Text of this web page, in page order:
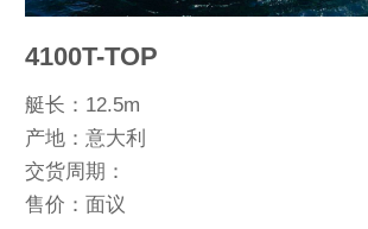
4100T-TOP
艇长：12.5m
产地：意大利
交货周期：
售价：面议